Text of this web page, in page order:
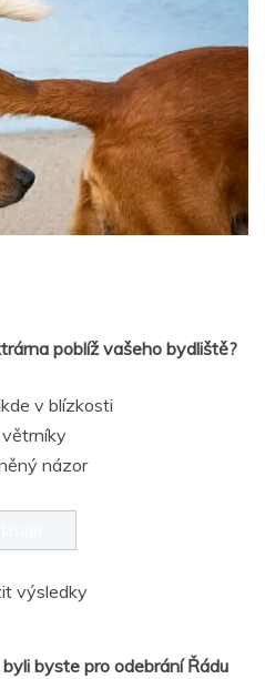
poblíž vašeho bydliště?
v blízkosti
názor
výsledky
byste pro odebrání Řádu